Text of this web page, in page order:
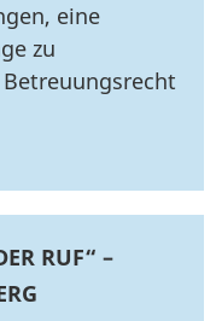
eine
zu
RUF“ –